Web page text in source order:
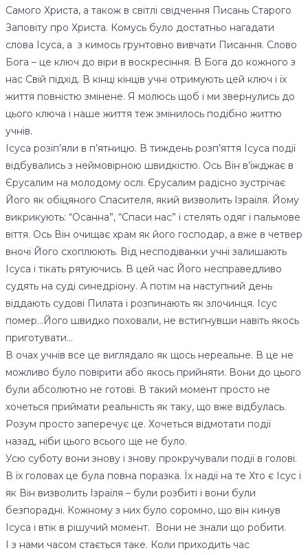
Самого Христа, а також в світлі свідчення Писань Старого
Заповіту про Христа. Комусь було достатньо нагадати
слова Ісуса, а з кимось грунтовно вивчати Писання. Слово
Бога – це ключ до віри в воскресіння. В Бога до кожного з
нас Свій підхід. В кінці кінців учні отримують цей ключ і їх
життя повністю змінене. Я молюсь щоб і ми звернулись до
цього ключа і наше життя теж змінилось подібно життю
учнів.
Ісуса розіп’яли в п’ятницю. В тиждень розп’яття Ісуса події
відбувались з неймовірною швидкістю. Ось Він в’їжджає в
Єрусалим на молодому ослі. Єрусалим радісно зустрічає
Його як обіцяного Спасителя, який визволить Ізраїля. Йому
викрикують: “Осанна”, “Спаси нас” і стелять одяг і пальмове
віття. Ось Він очищає храм як його господар, а вже в четвер
вночі Його схоплюють. Від несподіванки учні залишають
Ісуса і тікать рятуючись. В цей час Його несправедливо
судять на суді синедріону. А потім на наступний день
віддають судові Пилата і розпинають як злочинця. Ісус
помер…Його швидко поховали, не встигнувши навіть якось
приготувати…
В очах учнів все це виглядало як щось нереальне. В це не
можливо було повірити або якось прийняти. Вони до цього
були абсолютно не готові. В такий момент просто не
хочеться приймати реальність як таку, що вже відбулась.
Розум просто заперечує це. Хочеться відмотати події
назад, ніби цього всього ще не було.
Усю суботу вони знову і знову прокручували події в голові.
В їх головах це була повна поразка. Їх надії на те Хто є Ісус і
як Він визволить Ізраїля – були розбиті і вони були
безпорадні. Кожному з них було соромно, що він кинув
Ісуса і втік в рішучий момент. Вони не знали що робити.
І з нами часом стається таке. Коли приходить час